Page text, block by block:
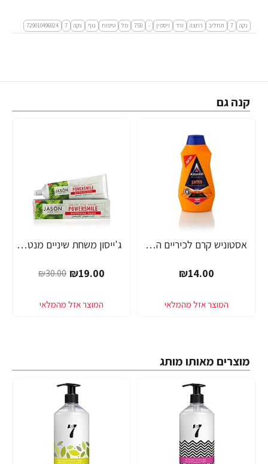
נקה 7 תחליב רחצה ורד ויסמין -
750 מל טיפוח גוף נקה 7
729010496024
קנה גם
אסטוניש קרם לכיריים הלוגן ומיקרו 500 גרם - מבית יעקבי
₪14.00
-37% ג'ייסון משחת שיניים מנטה עוצמתית ללא פלואריד ללא SLS ללא חומרים משמרים 170 גרם - מבית JASON
₪19.00
₪30.00
מוצרים מאותו מותג